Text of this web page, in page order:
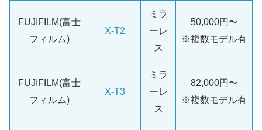
FUJIFILM(富士
フィルム)
X-T2
ミラ
ーレ
ス
50,000円〜
※複数モデル有
FUJIFILM(富士
フィルム)
X-T3
ミラ
ーレ
ス
82,000円〜
※複数モデル有